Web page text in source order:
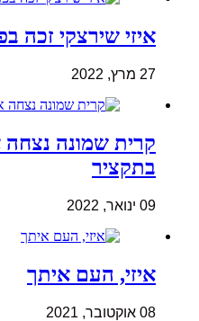
איזי שירצקי זכה
27 מרץ, 2022
בתקציר
09 ינואר, 2022
איזי, העם איתך
08 אוקטובר, 2021